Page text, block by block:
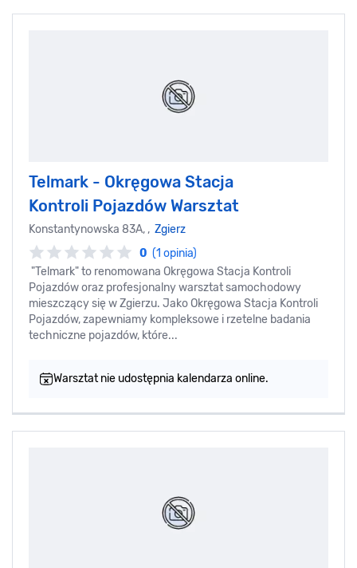
Telmark - Okręgowa Stacja
Kontroli Pojazdów Warsztat
Konstantynowska 83A, , Zgierz
0 (1 opinia)
"Telmark" to renomowana Okręgowa Stacja Kontroli
Pojazdów oraz profesjonalny warsztat samochodowy
mieszczący się w Zgierzu. Jako Okręgowa Stacja Kontroli
Pojazdów, zapewniamy kompleksowe i rzetelne badania
techniczne pojazdów, które...
Warsztat nie udostępnia kalendarza online.